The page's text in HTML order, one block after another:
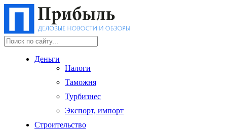
Деньги
Налоги
Таможня
Турбизнес
Экспорт, импорт
Строительство